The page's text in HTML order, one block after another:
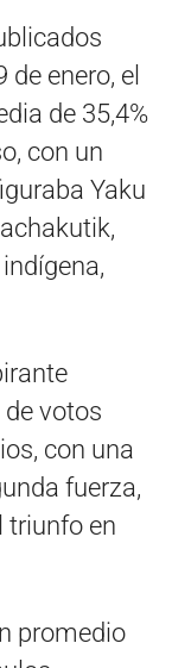
enero, el
de 35,4%
con un
Yaku
votos
con una
fuerza,
triunfo en
promedio